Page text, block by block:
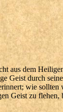
aus dem
Geist durch
wie
Geist zu flehen,